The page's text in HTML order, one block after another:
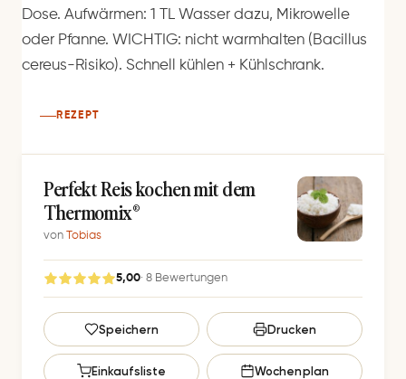
Dose. Aufwärmen: 1 TL Wasser dazu, Mikrowelle
oder Pfanne. WICHTIG: nicht warmhalten (Bacillus
cereus-Risiko). Schnell kühlen + Kühlschrank.
REZEPT
Perfekt Reis kochen mit dem
Thermomix®
von Tobias
5,00· 8 Bewertungen
G
e
s
Speichern Drucken
Einkaufsliste Wochenplan